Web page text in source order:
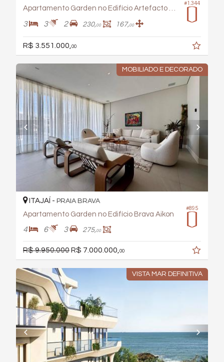
#1.344
Apartamento Garden no Edifício Artefacto Towers
3 3 2 230,00 167,00
R$ 3.551.000, 00
MOBILIADO E DECORADO
#895
ITAJAÍ - PRAIA BRAVA
Apartamento Garden no Edifício Brava Aikon
4 6 3 275,00
R$ 9.950.000R$ 7.000.000,00
VISTA MAR DEFINITIVA